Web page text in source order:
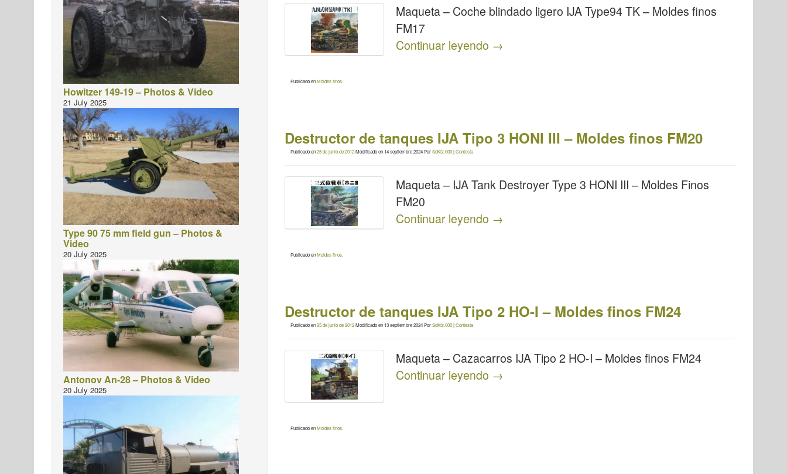
Maqueta – Coche blindado ligero IJA Type94 TK – Moldes finos
FM17
Continuar leyendo →
Publicado enMoldes finos
Destructor de tanques IJA Tipo 3 HONI III – Moldes finos FM20
Publicado en25 de junio de 2012Modificado en 14 septiembre 2024PorSdKfz.000|Contesta
Maqueta – IJA Tank Destroyer Type 3 HONI III – Moldes Finos
FM20
Continuar leyendo →
Publicado enMoldes finos
Destructor de tanques IJA Tipo 2 HO-I – Moldes finos FM24
Publicado en25 de junio de 2012Modificado en 13 septiembre 2024PorSdKfz.000|Contesta
Maqueta – Cazacarros IJA Tipo 2 HO-I – Moldes finos FM24
Continuar leyendo →
Publicado enMoldes finos
Howitzer 149-19 – Photos & Video
21 July 2025
Type 90 75 mm field gun – Photos &
Video
20 July 2025
Antonov An-28 – Photos & Video
20 July 2025